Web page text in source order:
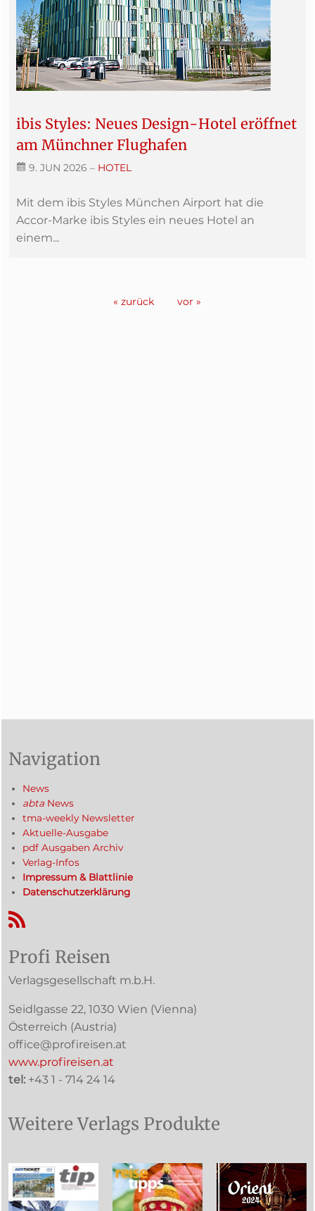
ibis Styles: Neues Design-Hotel eröffnet
am Münchner Flughafen
9. JUN 2026 – HOTEL
Mit dem ibis Styles München Airport hat die
Accor-Marke ibis Styles ein neues Hotel an
einem...
« zurück vor »
Navigation
News
abta News
tma-weekly Newsletter
Aktuelle-Ausgabe
pdf Ausgaben Archiv
Verlag-Infos
Impressum & Blattlinie
Datenschutzerklärung
RSS-Feed
Profi Reisen
Verlagsgesellschaft m.b.H.
Seidlgasse 22, 1030 Wien (Vienna)
Österreich (Austria)
office@profireisen.at
www.profireisen.at
tel: +43 1 - 714 24 14
Weitere Verlags Produkte